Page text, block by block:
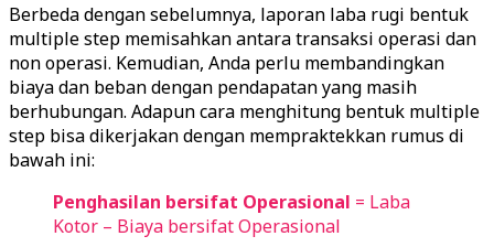
Berbeda dengan sebelumnya, laporan laba rugi bentuk
multiple step memisahkan antara transaksi operasi dan
non operasi. Kemudian, Anda perlu membandingkan
biaya dan beban dengan pendapatan yang masih
berhubungan. Adapun cara menghitung bentuk multiple
step bisa dikerjakan dengan mempraktekkan rumus di
bawah ini:
Penghasilan bersifat Operasional = Laba
Kotor – Biaya bersifat Operasional